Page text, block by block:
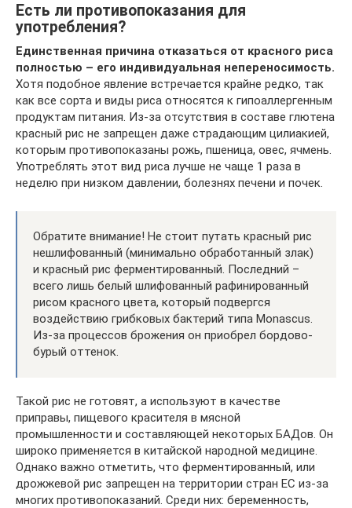
Есть ли противопоказания для
употребления?
Единственная причина отказаться от красного риса
полностью – его индивидуальная непереносимость.
Хотя подобное явление встречается крайне редко, так
как все сорта и виды риса относятся к гипоаллергенным
продуктам питания. Из-за отсутствия в составе глютена
красный рис не запрещен даже страдающим цилиакией,
которым противопоказаны рожь, пшеница, овес, ячмень.
Употреблять этот вид риса лучше не чаще 1 раза в
неделю при низком давлении, болезнях печени и почек.
Обратите внимание! Не стоит путать красный рис
нешлифованный (минимально обработанный злак)
и красный рис ферментированный. Последний –
всего лишь белый шлифованный рафинированный
рисом красного цвета, который подвергся
воздействию грибковых бактерий типа Monascus.
Из-за процессов брожения он приобрел бордово-
бурый оттенок.
Такой рис не готовят, а используют в качестве
приправы, пищевого красителя в мясной
промышленности и составляющей некоторых БАДов. Он
широко применяется в китайской народной медицине.
Однако важно отметить, что ферментированный, или
дрожжевой рис запрещен на территории стран ЕС из-за
многих противопоказаний. Среди них: беременность,